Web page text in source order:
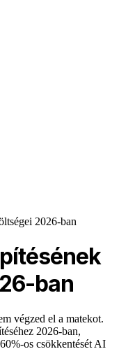
2026-ban
ban
végzed el a matekot.
2026-ban,
os csökkentését AI